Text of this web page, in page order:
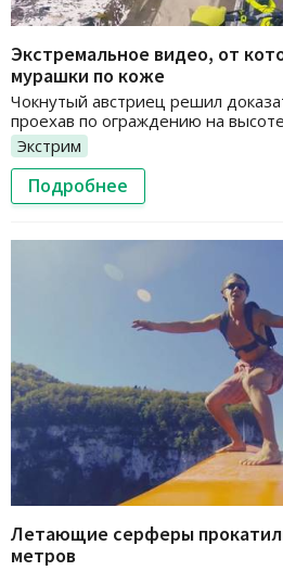
Экстремальное видео, от
мурашки по коже
Чокнутый австриец решил
проехав по ограждению на
Экстрим
Подробнее
Летающие серферы
метров